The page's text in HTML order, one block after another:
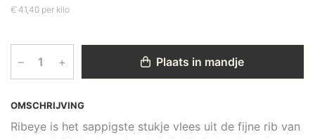
OMSCHRIJVING
Ribeye is het sappigste stukje vlees uit de fijne rib van
€ 41,40 per kilo
– + Plaats in mandje